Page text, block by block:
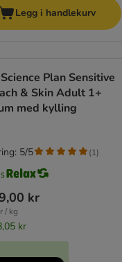
Legg i handlekurv
Plan Sensitive
& Skin Adult 1+
med kylling
kr
/ kg
kr
5/5 (1)